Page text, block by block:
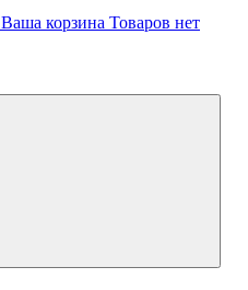
Ваша корзина Товаров нет